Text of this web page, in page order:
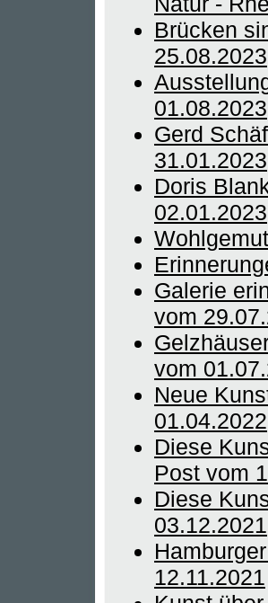
Brücken
25.08.2023
01.08.2023
Gerd
31.01.2023
Doris
02.01.2023
Galerie
vom
vom
Neue
01.04.2022
Diese
Post vom
Diese
03.12.2021
12.11.2021